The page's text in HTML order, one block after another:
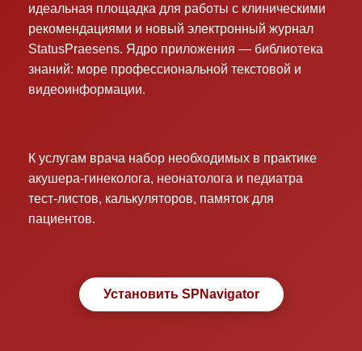
идеальная площадка для работы с клиническими
рекомендациями и новый электронный журнал
StatusPraesens. Ядро приложения — библиотека
знаний: море профессиональной текстовой и
видеоинформации.
К услугам врача набор необходимых в практике
акушера-гинеколога, неонатолога и педиатра
тест-листов, калькуляторов, памяток для
пациентов.
Установить SPNavigator